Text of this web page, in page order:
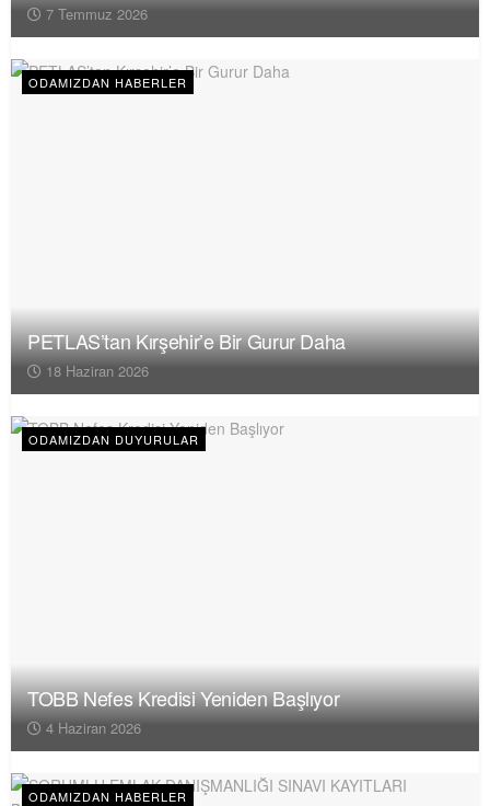
7 Temmuz 2026
ODAMIZDAN HABERLER
PETLAS’tan Kırşehir’e Bir Gurur Daha
18 Haziran 2026
ODAMIZDAN DUYURULAR
TOBB Nefes Kredisi Yeniden Başlıyor
4 Haziran 2026
ODAMIZDAN HABERLER